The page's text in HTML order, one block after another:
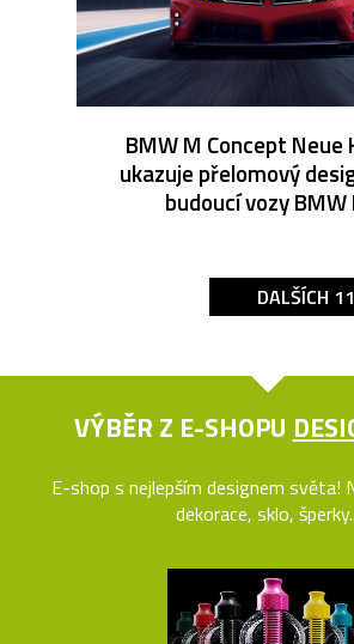
BMW M Concept Neue
ukazuje přelomový
budoucí vozy BMW
DALŠÍCH
VÝBĚR Z E-SHOPU
E-shop s nejlepším designem světa!
dekorace, sklo,